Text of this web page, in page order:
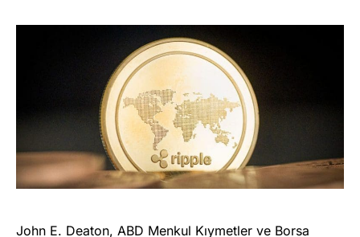
John E. Deaton, ABD Menkul Kıymetler ve Borsa